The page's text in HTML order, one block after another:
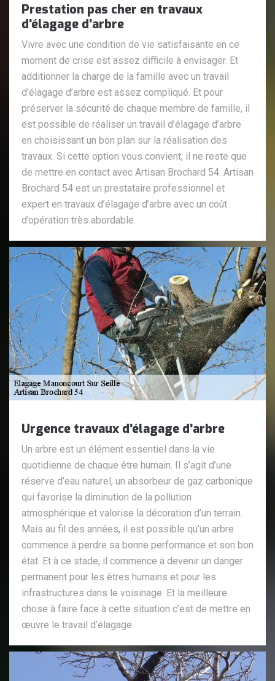
Prestation pas cher en travaux
d’élagage d’arbre
Vivre avec une condition de vie satisfaisante en ce
moment de crise est assez difficile à envisager. Et
additionner la charge de la famille avec un travail
d’élagage d’arbre est assez compliqué. Et pour
préserver la sécurité de chaque membre de famille, il
est possible de réaliser un travail d’élagage d’arbre
en choisissant un bon plan sur la réalisation des
travaux. Si cette option vous convient, il ne reste que
de mettre en contact avec Artisan Brochard 54. Artisan
Brochard 54 est un prestataire professionnel et
expert en travaux d’élagage d’arbre avec un coût
d’opération très abordable.
Urgence travaux d’élagage d’arbre
Un arbre est un élément essentiel dans la vie
quotidienne de chaque être humain. Il s’agit d’une
réserve d’eau naturel, un absorbeur de gaz carbonique
qui favorise la diminution de la pollution
atmosphérique et valorise la décoration d’un terrain.
Mais au fil des années, il est possible qu’un arbre
commence à perdre sa bonne performance et son bon
état. Et à ce stade, il commence à devenir un danger
permanent pour les êtres humains et pour les
infrastructures dans le voisinage. Et la meilleure
chose à faire face à cette situation c’est de mettre en
œuvre le travail d’élagage.